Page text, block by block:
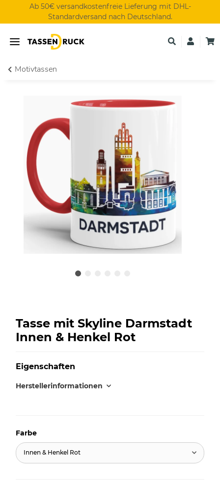
Ab 50€ versandkostenfreie Lieferung mit DHL-
Standardversand nach Deutschland.
Motivtassen
Tasse mit Skyline Darmstadt
Innen & Henkel Rot
Eigenschaften
Herstellerinformationen
Farbe
Innen & Henkel Rot